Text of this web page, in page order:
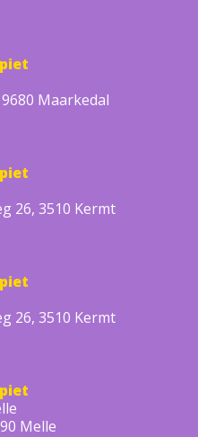
Maarkedal
26, 3510 Kermt
26, 3510 Kermt
Melle